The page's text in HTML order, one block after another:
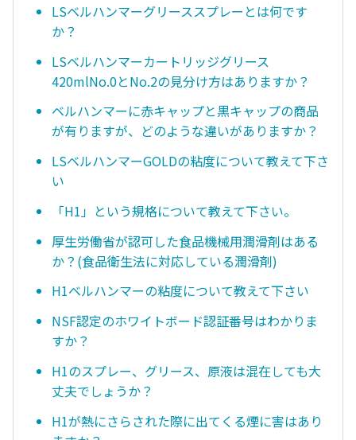
LSベルハンマーグリーススプレーとは何です
か？
LSベルハンマーカートリッジグリース
420mlNo.0とNo.2の見分け方はありますか？
ベルハンマーに赤キャップと黒キャップの商品
が有りますが、どのような違いがありますか？
LSベルハンマーGOLDの粘度について教えて下さ
い
「H1」という規格について教えて下さい。
厚生労働省が認可した食品機械用潤滑剤はある
か？(食品衛生法に対応している潤滑剤)
H1ベルハンマーの粘度について教えて下さい
NSF認定のホワイトボード認証番号はわかりま
すか？
H1のスプレー、グリース、原液は混在しても大
丈夫でしょうか？
H1が熱にさらされた際に出てくる煙に害はあり